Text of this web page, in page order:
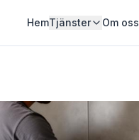
HemTjänster Om oss